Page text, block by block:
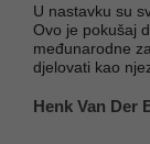
U nastavku su
Ovo je pokušaj
međunarodne
djelovati kao
Henk Van Der